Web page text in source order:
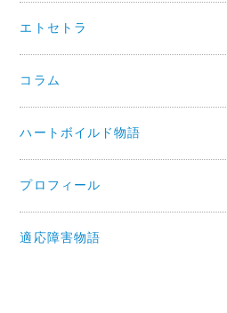
エトセトラ
コラム
ハートボイルド物語
プロフィール
適応障害物語